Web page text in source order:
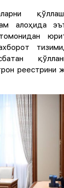
алоҳида
реестрини